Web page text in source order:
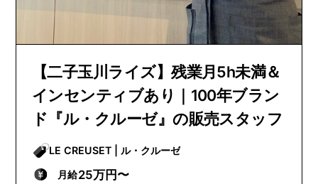
【二子玉川ライズ】残業月5h未満＆
インセンティブあり｜100年ブラン
ド『ル・クルーゼ』の販売スタッフ
LE CREUSET | ル・クルーゼ
月給25万円〜